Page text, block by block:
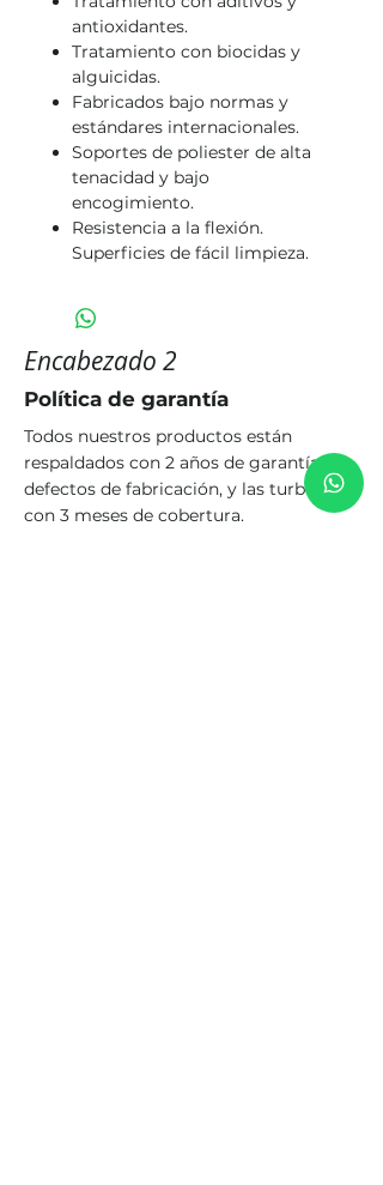
antioxidantes.
Tratamiento con biocidas y
alguicidas.
Fabricados bajo normas y
estándares internacionales.
Soportes de poliester de alta
tenacidad y bajo
encogimiento.
Resistencia a la flexión.
Superficies de fácil limpieza.
Encabezado 2
Política de garantía
Todos nuestros productos están
respaldados con 2 años de garantía por
defectos de fabricación, y las turbinas
con 3 meses de cobertura.